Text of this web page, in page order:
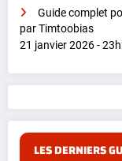
Guide complet
par Timtoobias
21 janvier 2026 -
LES DERNIERS